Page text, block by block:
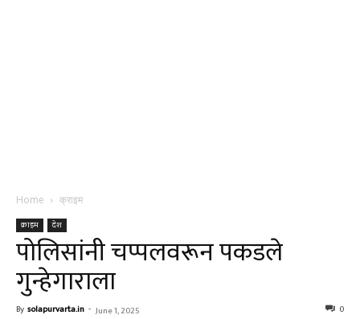
Home क्राइम
क्राइम देश
पोलिसांनी चप्पलवरून पकडले
गुन्हेगाराला
By solapurvarta.in - June 1, 2025 0